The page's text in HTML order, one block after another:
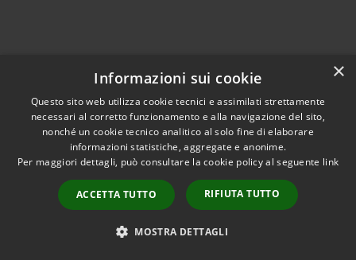
Amministrazione trasparente
Informativa privacy
Note legali
Dichiarazione di accessibilità
Meccanismo di feedback
Copyright © 2026 • Comune di
×
Informazioni sui cookie
Questo sito web utilizza cookie tecnici e assimilati strettamente
necessari al corretto funzionamento e alla navigazione del sito,
nonché un cookie tecnico analitico al solo fine di elaborare
informazioni statistiche, aggregate e anonime.
Per maggiori dettagli, può consultare la cookie policy al seguente link
ACCETTA TUTTO RIFIUTA TUTTO
MOSTRA DETTAGLI